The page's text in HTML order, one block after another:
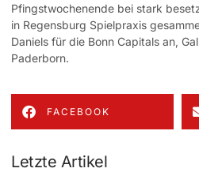
Pfingstwochenende bei stark
in Regensburg Spielpraxis
Daniels für die Bonn Capitals an,
Paderborn.
FACEBOOK
Letzte Artikel